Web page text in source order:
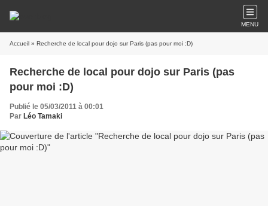
MENU
Accueil » Recherche de local pour dojo sur Paris (pas pour moi :D)
Recherche de local pour dojo sur Paris (pas
pour moi :D)
Publié le 05/03/2011 à 00:01
Par Léo Tamaki